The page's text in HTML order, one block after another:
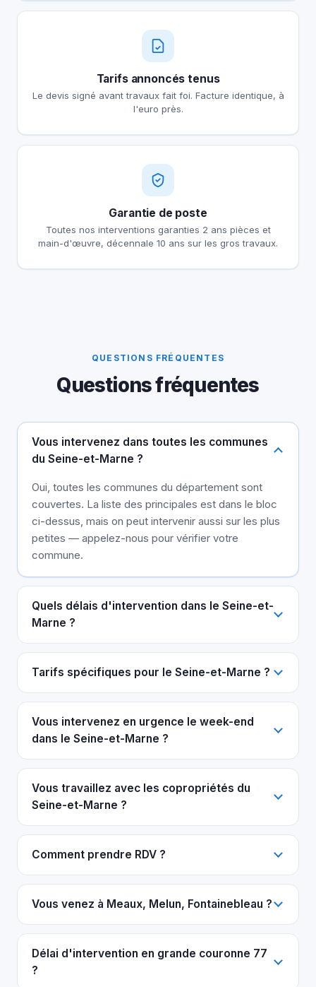
Tarifs annoncés tenus
Le devis signé avant travaux fait foi. Facture identique, à
l'euro près.
Garantie de poste
Toutes nos interventions garanties 2 ans pièces et
main-d'œuvre, décennale 10 ans sur les gros travaux.
QUESTIONS FRÉQUENTES
Questions fréquentes
Vous intervenez dans toutes les communes
du Seine-et-Marne ?
Oui, toutes les communes du département sont
couvertes. La liste des principales est dans le bloc
ci-dessus, mais on peut intervenir aussi sur les plus
petites — appelez-nous pour vérifier votre
commune.
Quels délais d'intervention dans le Seine-et-
Marne ?
Tarifs spécifiques pour le Seine-et-Marne ?
Vous intervenez en urgence le week-end
dans le Seine-et-Marne ?
Vous travaillez avec les copropriétés du
Seine-et-Marne ?
Comment prendre RDV ?
Vous venez à Meaux, Melun, Fontainebleau ?
Délai d'intervention en grande couronne 77
?